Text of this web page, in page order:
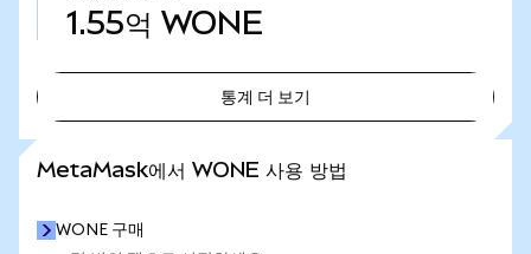
1.55억 WONE
통계 더 보기
MetaMask에서 WONE 사용 방법
WONE 구매